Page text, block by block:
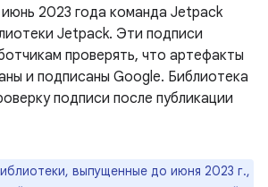
2023 года команда Jetpack
Jetpack. Эти подписи
проверять, что артефакты
и подписаны Google. Библиотека
подписи после публикации
выпущенные до июня 2023 г.,